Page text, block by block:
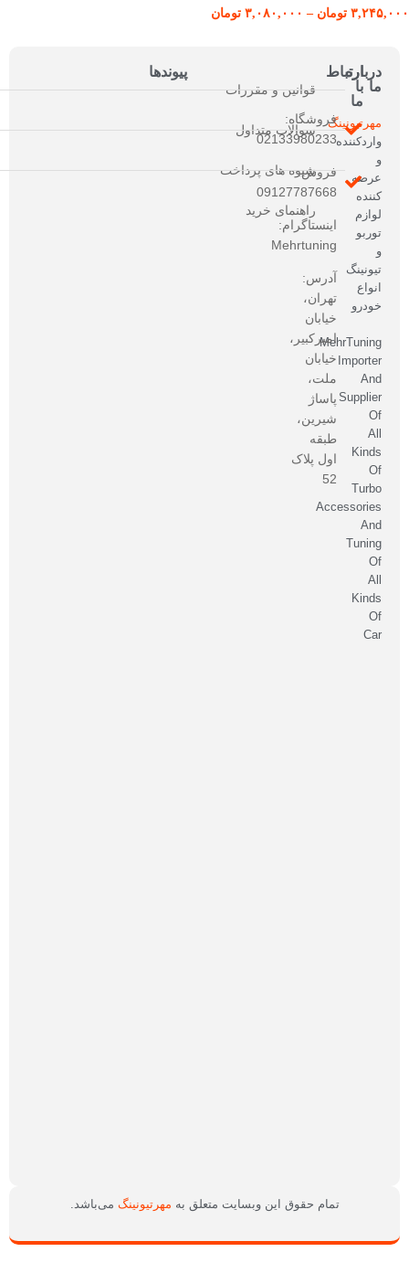
۳,۲۴۵,۰۰۰ تومان – ۳,۰۸۰,۰۰۰ تومان
درباره
ما
مهرتیونینگ
واردکننده
و
عرضه
کننده
لوازم
توربو
و
تیونینگ
انواع
خودرو
MehrTuning
Importer
And
Supplier
Of
All
Kinds
Of
Turbo
Accessories
And
Tuning
Of
All
Kinds
Of
Car
ارتباط
با
ما
فروشگاه:
02133980233
فروش:
09127787668
اینستاگرام:
Mehrtuning
آدرس:
تهران،
خیابان
امیرکبیر،
خیابان
ملت،
پاساژ
شیرین،
طبقه
اول پلاک
52
پیوندها
قوانین و مقررات
سوالات متداول
شیوه های پرداخت
راهنمای خرید
تمام حقوق این وبسایت متعلق به مهرتیونینگ می‌باشد.